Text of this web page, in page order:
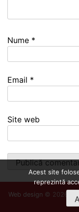
Nume *
Email *
Site web
Web design © 2026
Acest site
reprezintă